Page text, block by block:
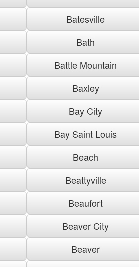
Batesville
Bath
Battle Mountain
Baxley
Bay City
Bay Saint Louis
Beach
Beattyville
Beaufort
Beaver City
Beaver